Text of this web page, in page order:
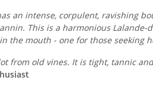
an intense, corpulent, ravishing
This is a harmonious
the mouth - one for those seeking
from old vines. It is tight, tannic